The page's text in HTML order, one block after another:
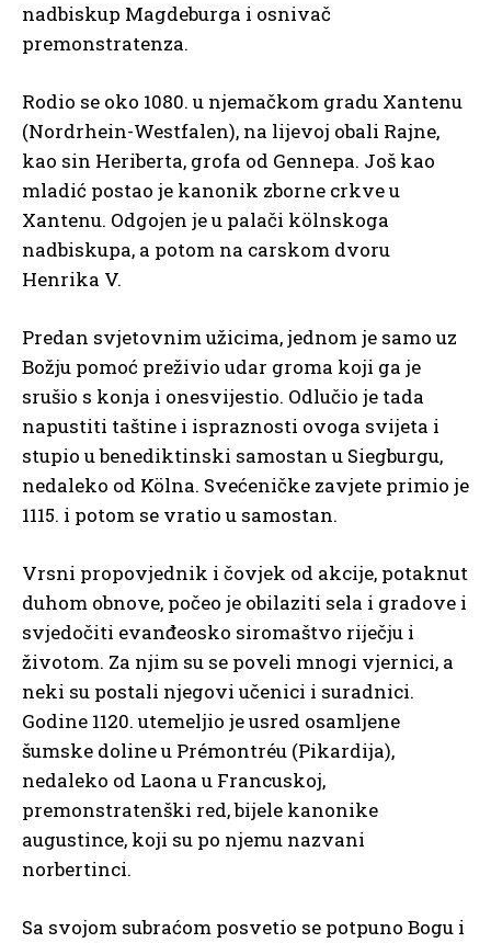
nadbiskup Magdeburga i osnivač
premonstratenza.
Rodio se oko 1080. u njemačkom gradu Xantenu
(Nordrhein-Westfalen), na lijevoj obali Rajne,
kao sin Heriberta, grofa od Gennepa. Još kao
mladić postao je kanonik zborne crkve u
Xantenu. Odgojen je u palači kölnskoga
nadbiskupa, a potom na carskom dvoru
Henrika V.
Predan svjetovnim užicima, jednom je samo uz
Božju pomoć preživio udar groma koji ga je
srušio s konja i onesvijestio. Odlučio je tada
napustiti taštine i ispraznosti ovoga svijeta i
stupio u benediktinski samostan u Siegburgu,
nedaleko od Kölna. Svećeničke zavjete primio je
1115. i potom se vratio u samostan.
Vrsni propovjednik i čovjek od akcije, potaknut
duhom obnove, počeo je obilaziti sela i gradove i
svjedočiti evanđeosko siromaštvo riječju i
životom. Za njim su se poveli mnogi vjernici, a
neki su postali njegovi učenici i suradnici.
Godine 1120. utemeljio je usred osamljene
šumske doline u Prémontréu (Pikardija),
nedaleko od Laona u Francuskoj,
premonstratenški red, bijele kanonike
augustince, koji su po njemu nazvani
norbertinci.
Sa svojom subraćom posvetio se potpuno Bogu i